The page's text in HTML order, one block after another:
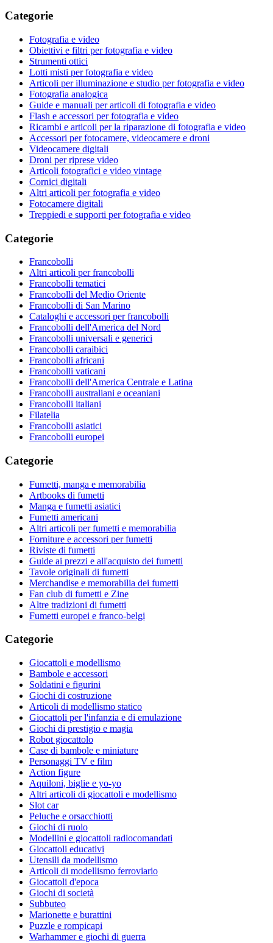
Categorie
Fotografia e video
Obiettivi e filtri per fotografia e video
Strumenti ottici
Lotti misti per fotografia e video
Articoli per illuminazione e studio per fotografia e video
Fotografia analogica
Guide e manuali per articoli di fotografia e video
Flash e accessori per fotografia e video
Ricambi e articoli per la riparazione di fotografia e video
Accessori per fotocamere, videocamere e droni
Videocamere digitali
Droni per riprese video
Articoli fotografici e video vintage
Cornici digitali
Altri articoli per fotografia e video
Fotocamere digitali
Treppiedi e supporti per fotografia e video
Categorie
Francobolli
Altri articoli per francobolli
Francobolli tematici
Francobolli del Medio Oriente
Francobolli di San Marino
Cataloghi e accessori per francobolli
Francobolli dell'America del Nord
Francobolli universali e generici
Francobolli caraibici
Francobolli africani
Francobolli vaticani
Francobolli dell'America Centrale e Latina
Francobolli australiani e oceaniani
Francobolli italiani
Filatelia
Francobolli asiatici
Francobolli europei
Categorie
Fumetti, manga e memorabilia
Artbooks di fumetti
Manga e fumetti asiatici
Fumetti americani
Altri articoli per fumetti e memorabilia
Forniture e accessori per fumetti
Riviste di fumetti
Guide ai prezzi e all'acquisto dei fumetti
Tavole originali di fumetti
Merchandise e memorabilia dei fumetti
Fan club di fumetti e Zine
Altre tradizioni di fumetti
Fumetti europei e franco-belgi
Categorie
Giocattoli e modellismo
Bambole e accessori
Soldatini e figurini
Giochi di costruzione
Articoli di modellismo statico
Giocattoli per l'infanzia e di emulazione
Giochi di prestigio e magia
Robot giocattolo
Case di bambole e miniature
Personaggi TV e film
Action figure
Aquiloni, biglie e yo-yo
Altri articoli di giocattoli e modellismo
Slot car
Peluche e orsacchiotti
Giochi di ruolo
Modellini e giocattoli radiocomandati
Giocattoli educativi
Utensili da modellismo
Articoli di modellismo ferroviario
Giocattoli d'epoca
Giochi di società
Subbuteo
Marionette e burattini
Puzzle e rompicapi
Warhammer e giochi di guerra